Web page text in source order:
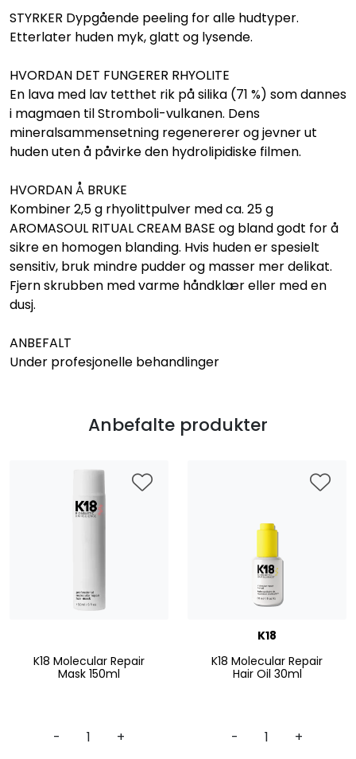
STYRKER Dypgående peeling for alle hudtyper.
Etterlater huden myk, glatt og lysende.
HVORDAN DET FUNGERER RHYOLITE
En lava med lav tetthet rik på silika (71 %) som dannes
i magmaen til Stromboli-vulkanen. Dens
mineralsammensetning regenererer og jevner ut
huden uten å påvirke den hydrolipidiske filmen.
HVORDAN Å BRUKE
Kombiner 2,5 g rhyolittpulver med ca. 25 g
AROMASOUL RITUAL CREAM BASE og bland godt for å
sikre en homogen blanding. Hvis huden er spesielt
sensitiv, bruk mindre pudder og masser mer delikat.
Fjern skrubben med varme håndklær eller med en
dusj.
ANBEFALT
Under profesjonelle behandlinger
Anbefalte produkter
K18 Molecular Repair
Mask 150ml
- +
K18
K18 Molecular Repair
Hair Oil 30ml
- +